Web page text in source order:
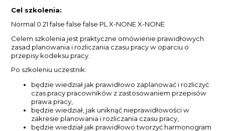
Cel szkolenia:
Normal 0 21 false false false PL X-NONE X-NONE
Celem szkolenia jest praktyczne omówienie prawidłowych
zasad planowania i rozliczania czasu pracy w oparciu o
przepisy kodeksu pracy.
Po szkoleniu uczestnik:
będzie wiedział jak prawidłowo zaplanować i rozliczyć
czas pracy pracowników z zastosowaniem przepisów
prawa pracy,
będzie wiedział, jak uniknąć nieprawidłowości w
zakresie planowania i rozliczania czasu pracy,
będzie wiedział jak prawidłowo tworzyć harmonogram